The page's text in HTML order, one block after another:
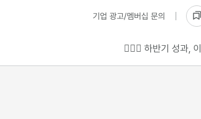
기업 광고/멤버십 문의
💁🏻‍♂️ 하반기 성과,